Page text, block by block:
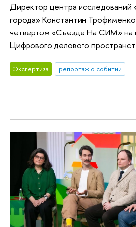
Директор центра исследований
города» Константин Трофименко
четвертом «Съезде На СИМ» на
Цифрового делового
Экспертиза репортаж о событии